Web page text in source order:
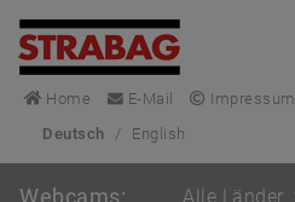
Home E-Mail Impressum
Deutsch
/ English
Webcams: Alle Länder